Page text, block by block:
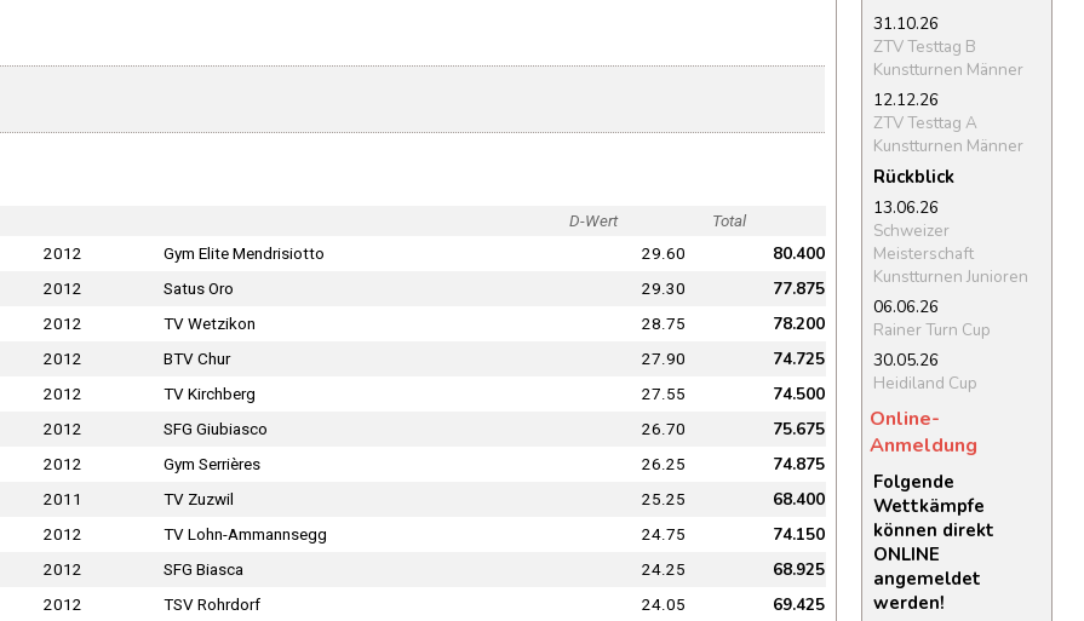
D-Wert
Total
2012 Gym Elite Mendrisiotto 29.60 80.400
2012 Satus Oro 29.30 77.875
2012 TV Wetzikon 28.75 78.200
2012 BTV Chur 27.90 74.725
2012 TV Kirchberg 27.55 74.500
2012 SFG Giubiasco 26.70 75.675
2012 Gym Serrières 26.25 74.875
2011 TV Zuzwil 25.25 68.400
2012 TV Lohn-Ammannsegg 24.75 74.150
2012 SFG Biasca 24.25 68.925
2012 TSV Rohrdorf 24.05 69.425
31.10.26
ZTV Testtag B
Kunstturnen Männer
12.12.26
ZTV Testtag A
Kunstturnen Männer
Rückblick
13.06.26
Schweizer
Meisterschaft
Kunstturnen Junioren
06.06.26
Rainer Turn Cup
30.05.26
Heidiland Cup
Online-
Anmeldung
Folgende
Wettkämpfe
können direkt
ONLINE
angemeldet
werden!